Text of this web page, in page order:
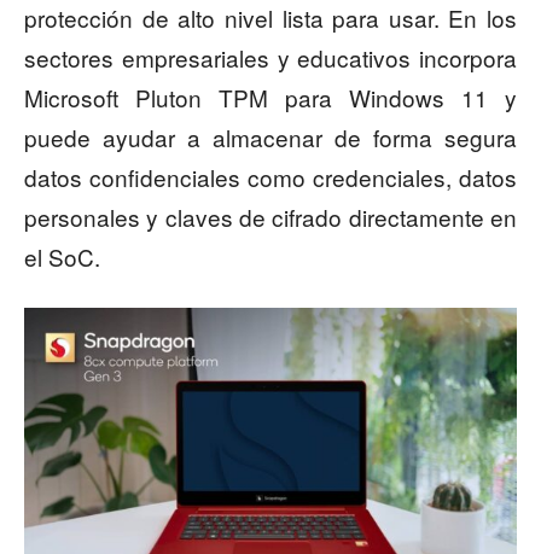
protección de alto nivel lista para usar. En los
sectores empresariales y educativos incorpora
Microsoft Pluton TPM para Windows 11 y
puede ayudar a almacenar de forma segura
datos confidenciales como credenciales, datos
personales y claves de cifrado directamente en
el SoC.